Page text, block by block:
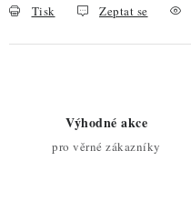
Tisk Zeptat se
Výhodné akce
pro věrné zákazníky